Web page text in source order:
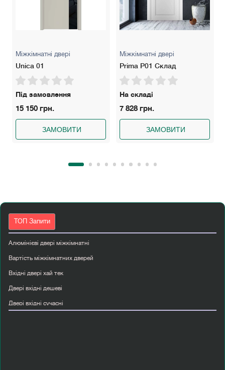
Міжкімнатні двері
Unica 01
Під замовлення
15 150 грн.
ЗАМОВИТИ
Міжкімнатні двері
Prima P01 Склад
На складі
7 828 грн.
ЗАМОВИТИ
ТОП Запити
Алюмінієві двері міжкімнатні
Вартість міжкімнатних дверей
Вхідні двері хай тек
Двері вхідні дешеві
Двері вхідні сучасні